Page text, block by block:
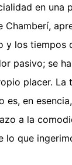
en una
y los tiempos
pasivo; se
placer. La
es, en
a la
lo que